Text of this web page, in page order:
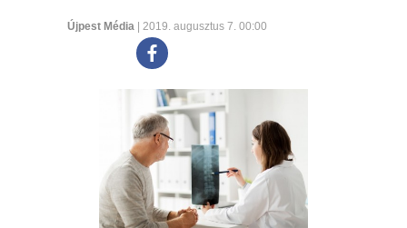
Újpest Média | 2019. augusztus 7. 00:00